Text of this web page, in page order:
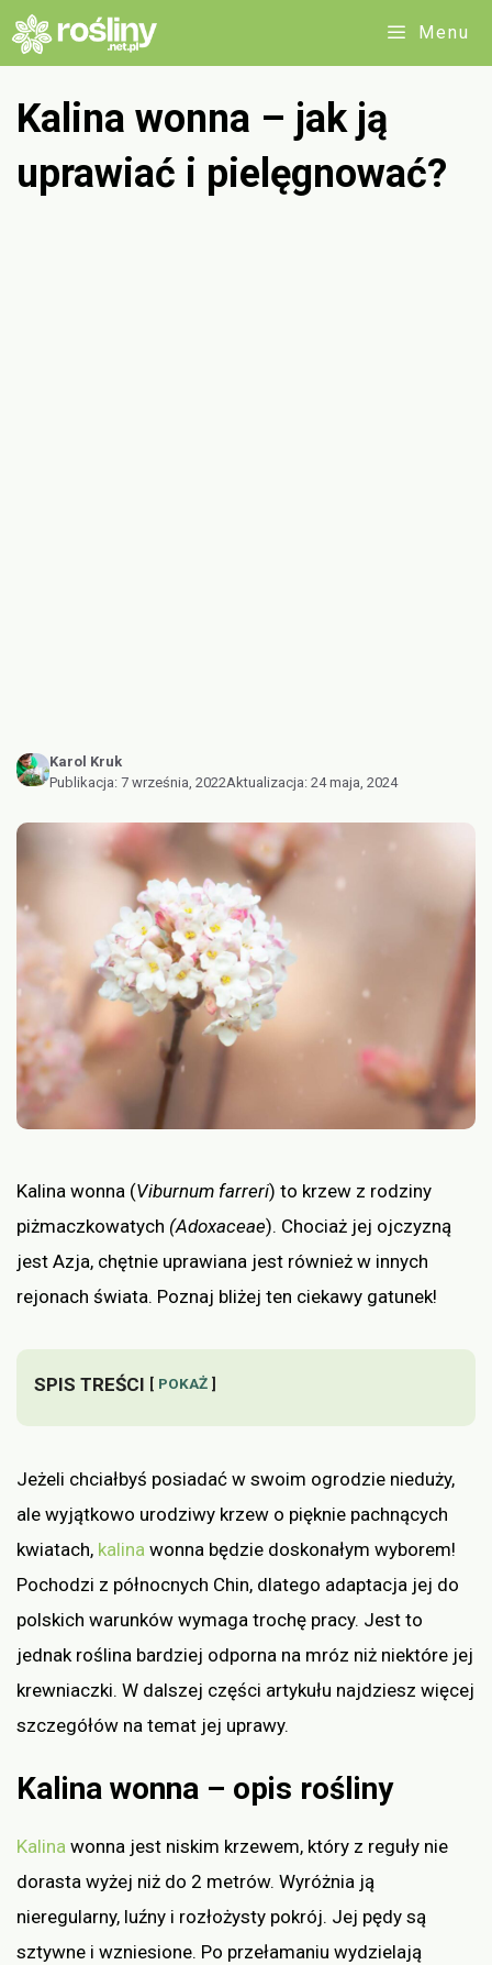
Przejdź
do
Menu
Kalina wonna – jak ją
uprawiać i pielęgnować?
Karol Kruk
Publikacja: 7 września, 2022Aktualizacja: 24 maja, 2024
Kalina wonna (Viburnum farreri) to krzew z rodziny
piżmaczkowatych (Adoxaceae). Chociaż jej ojczyzną
jest Azja, chętnie uprawiana jest również w innych
rejonach świata. Poznaj bliżej ten ciekawy gatunek!
SPIS TREŚCI POKAŻ
Jeżeli chciałbyś posiadać w swoim ogrodzie nieduży,
ale wyjątkowo urodziwy krzew o pięknie pachnących
kwiatach, kalina wonna będzie doskonałym wyborem!
Pochodzi z północnych Chin, dlatego adaptacja jej do
polskich warunków wymaga trochę pracy. Jest to
jednak roślina bardziej odporna na mróz niż niektóre jej
krewniaczki. W dalszej części artykułu najdziesz więcej
szczegółów na temat jej uprawy.
Kalina wonna – opis rośliny
Kalina wonna jest niskim krzewem, który z reguły nie
dorasta wyżej niż do 2 metrów. Wyróżnia ją
nieregularny, luźny i rozłożysty pokrój. Jej pędy są
sztywne i wzniesione. Po przełamaniu wydzielają